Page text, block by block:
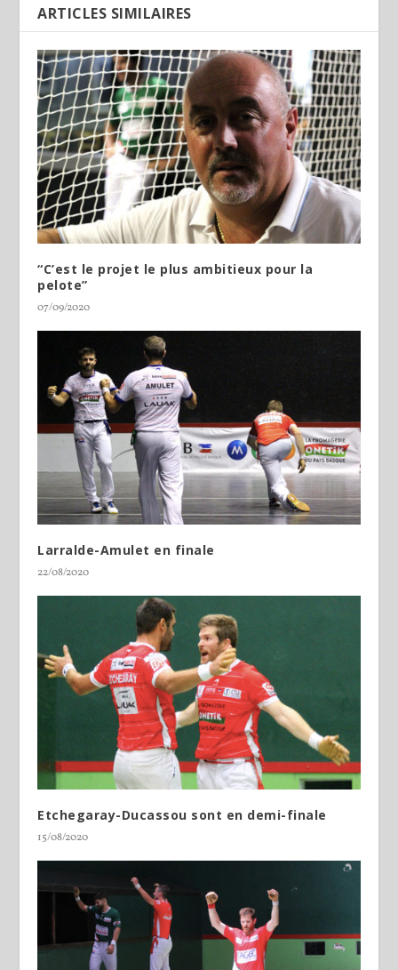
ARTICLES SIMILAIRES
“C’est le projet le plus ambitieux pour la
pelote”
07/09/2020
Larralde-Amulet en finale
22/08/2020
Etchegaray-Ducassou sont en demi-finale
15/08/2020